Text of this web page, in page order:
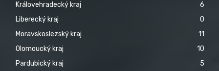
Královehradecký kraj
6
Liberecký kraj
0
Moravskoslezský kraj
11
Olomoucký kraj
10
Pardubický kraj
5